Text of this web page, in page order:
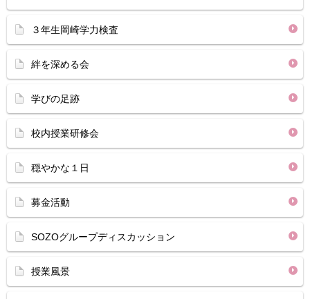
３年生岡崎学力検査
絆を深める会
学びの足跡
校内授業研修会
穏やかな１日
募金活動
SOZOグループディスカッション
授業風景